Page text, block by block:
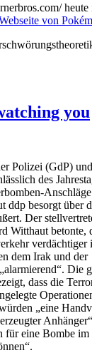
von
you
Polizei (GdP)
des
ddp besorgt über
Der
Witthaut betonte,
verdächtiger
dem Irak und der
Die
dass die
„eine
für eine Bombe